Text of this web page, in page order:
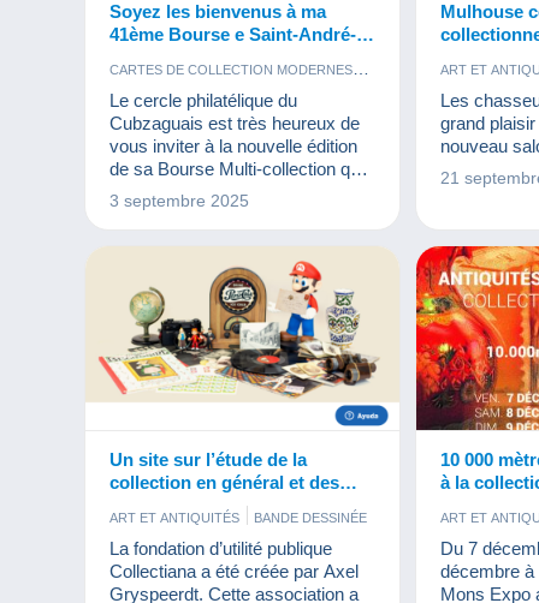
Soyez les bienvenus à ma
41ème Bourse e Saint-André-
CARTES DE COLLECTION MODERNES
CARTES POSTALES
ÉVÉNEMENTS DELCAMPE
LIVRES ET REVUES
MAQUETTES
MILITARIA
MONNAIES & BILLETS
Le cercle philatélique du
Cubzaguais est très heureux de
vous inviter à la nouvelle édition
de sa Bourse Multi-collection qui
aura lieu le dimanche 19 octobre
2025. Notez dès à présent ce
3 septembre 2025
Mulhouse
ART ET
BISTROT ET
CARTES DE
CARTES
LIVRES ET
TIMBRES
Les
grand
nouveau
21
Un site sur l’étude de la
collection en général et des
collectionneurs en particulier,
découvrez Collectiana
ART ET ANTIQUITÉS
BANDE DESSINÉE
BIJOUX
BISTROT ET ALIMENTATION
CARTES DE COLLECTION MODERNES
CARTES POSTALES
CINÉMA
La fondation d’utilité publique
Collectiana a été créée par Axel
Gryspeerdt. Cette association a
10 000
à la
ART ET
BISTROT ET
CARTES
Du 7
décembre à
Mons Expo